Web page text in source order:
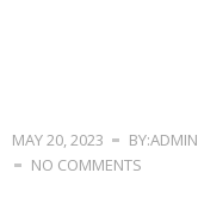
MAY 20, 2023 BY:ADMIN
NO COMMENTS